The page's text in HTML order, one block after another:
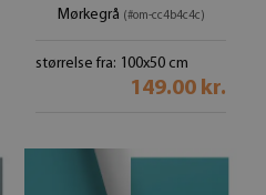
Mørkegrå (#om-cc4b4c4c)
størrelse fra: 100x50 cm
149.00 kr.